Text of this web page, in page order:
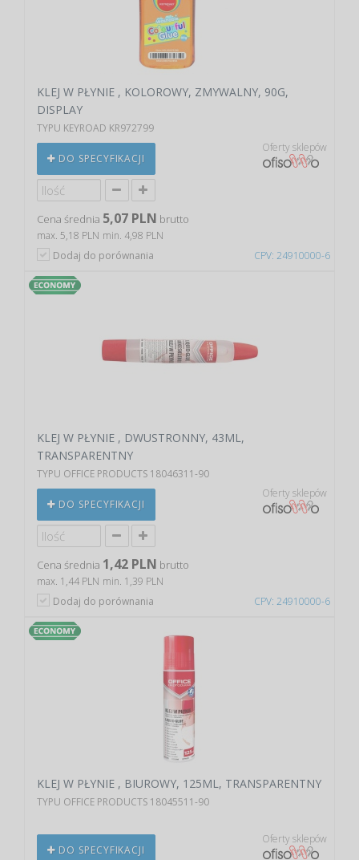
CPV: 24910000-6
KLEJ W PŁYNIE , KOLOROWY, ZMYWALNY, 90G,
DISPLAY
TYPU KEYROAD KR972799
DO SPECYFIKACJI
Oferty sklepów
Cena średnia 5,07 PLN brutto
max. 5,18 PLN min. 4,98 PLN
Dodaj do porównania
CPV: 24910000-6
KLEJ W PŁYNIE , DWUSTRONNY, 43ML,
TRANSPARENTNY
TYPU OFFICE PRODUCTS 18046311-90
DO SPECYFIKACJI
Oferty sklepów
Cena średnia 1,42 PLN brutto
max. 1,44 PLN min. 1,39 PLN
Dodaj do porównania
KLEJ W PŁYNIE , BIUROWY, 125ML, TRANSPARENTNY
TYPU OFFICE PRODUCTS 18045511-90
DO SPECYFIKACJI
Oferty sklepów